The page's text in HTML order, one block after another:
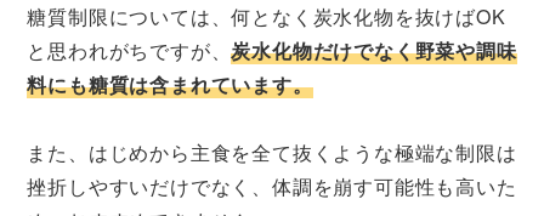
糖質制限については、何となく炭水化物を抜けばOK
と思われがちですが、炭水化物だけでなく野菜や調味
料にも糖質は含まれています。
また、はじめから主食を全て抜くような極端な制限は
挫折しやすいだけでなく、体調を崩す可能性も高いた